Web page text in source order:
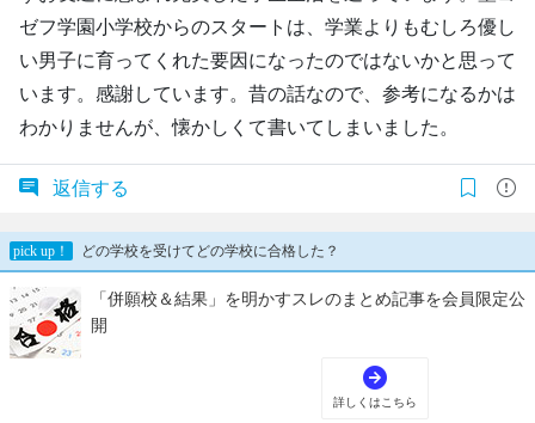
ゼフ学園小学校からのスタートは、学業よりもむしろ優し
い男子に育ってくれた要因になったのではないかと思って
います。感謝しています。昔の話なので、参考になるかは
わかりませんが、懐かしくて書いてしまいました。
返信する